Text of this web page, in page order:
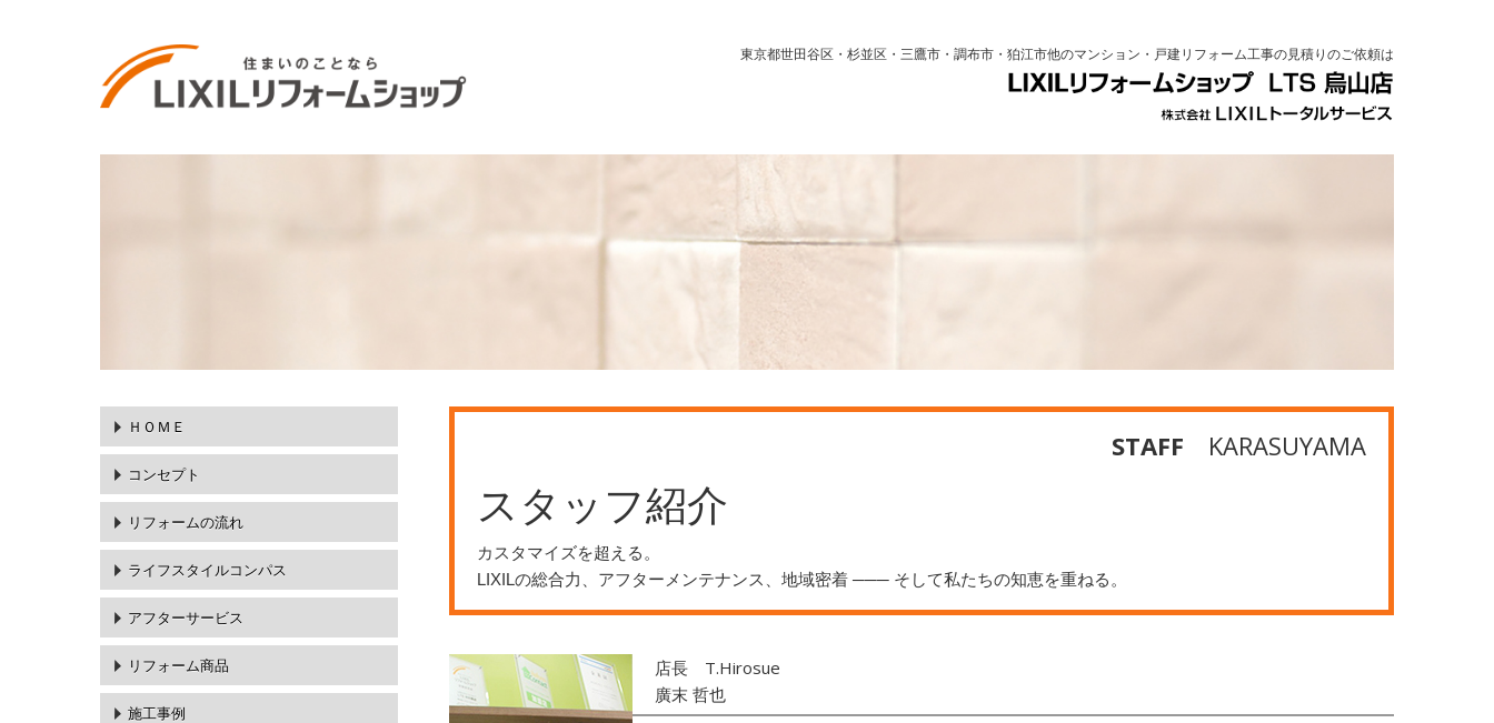
東京都世田谷区・杉並区・三鷹市・調布市・狛江市他のマンション・戸建リフォーム工事の見積りのご依頼は
ＨＯＭＥ
コンセプト
リフォームの流れ
ライフスタイルコンパス
アフターサービス
リフォーム商品
施工事例
STAFF KARASUYAMA
スタッフ紹介
カスタマイズを超える。
LIXILの総合力、アフターメンテナンス、地域密着 ─── そして私たちの知恵を重ねる。
店長 T.Hirosue
廣末 哲也